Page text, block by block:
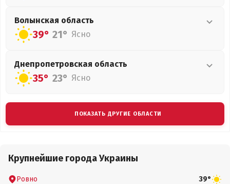
Волынская область
39° 21° Ясно
Днепропетровская область
35° 23° Ясно
ПОКАЗАТЬ ДРУГИЕ ОБЛАСТИ
Крупнейшие города Украины
Ровно 39°